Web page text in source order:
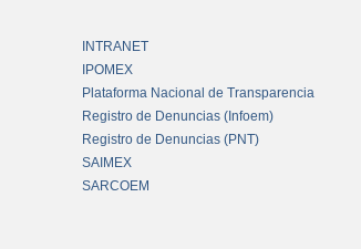
INTRANET
IPOMEX
Plataforma Nacional de Transparencia
Registro de Denuncias (Infoem)
Registro de Denuncias (PNT)
SAIMEX
SARCOEM